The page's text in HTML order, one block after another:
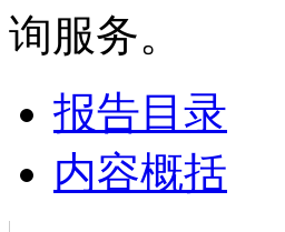
询服务。
报告目录
内容概括